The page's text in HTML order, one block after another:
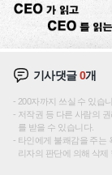
기사댓글0개
200자까지 쓰실 수 있습
저작권 등 다른 사람의
를 받을 수 있습니다.
타인에게 불쾌감을 주는
리자의 판단에 의해 삭제